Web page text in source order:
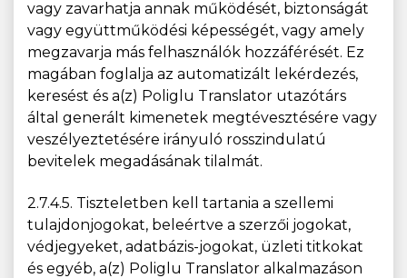
vagy zavarhatja annak működését, biztonságát
vagy együttműködési képességét, vagy amely
megzavarja más felhasználók hozzáférését. Ez
magában foglalja az automatizált lekérdezés,
keresést és a(z) Poliglu Translator utazótárs
által generált kimenetek megtévesztésére vagy
veszélyeztetésére irányuló rosszindulatú
bevitelek megadásának tilalmát.
2.7.4.5. Tiszteletben kell tartania a szellemi
tulajdonjogokat, beleértve a szerzői jogokat,
védjegyeket, adatbázis-jogokat, üzleti titkokat
és egyéb, a(z) Poliglu Translator alkalmazáson